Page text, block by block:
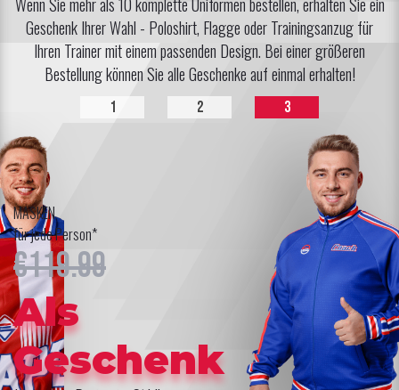
Wenn Sie mehr als 10 komplette Uniformen bestellen, erhalten Sie ein
Geschenk Ihrer Wahl - Poloshirt, Flagge oder Trainingsanzug für
Ihren Trainer mit einem passenden Design. Bei einer größeren
Bestellung können Sie alle Geschenke auf einmal erhalten!
MASKEN
für jede Person*
€119.99
Als
Geschenk
1 2 3